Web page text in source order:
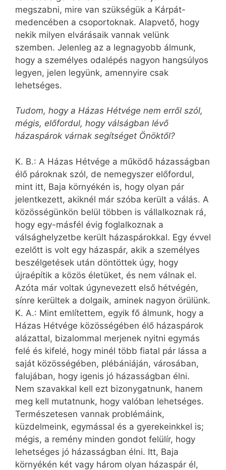
megszabni, mire van szükségük a Kárpát-
medencében a csoportoknak. Alapvető, hogy
nekik milyen elvárásaik vannak velünk
szemben. Jelenleg az a legnagyobb álmunk,
hogy a személyes odalépés nagyon hangsúlyos
legyen, jelen legyünk, amennyire csak
lehetséges.
Tudom, hogy a Házas Hétvége nem erről szól,
mégis, előfordul, hogy válságban lévő
házaspárok várnak segítséget Önöktől?
K. B.: A Házas Hétvége a működő házasságban
élő pároknak szól, de nemegyszer előfordul,
mint itt, Baja környékén is, hogy olyan pár
jelentkezett, akiknél már szóba került a válás. A
közösségünkön belül többen is vállalkoznak rá,
hogy egy-másfél évig foglalkoznak a
válsághelyzetbe került házaspárokkal. Egy évvel
ezelőtt is volt egy házaspár, akik a személyes
beszélgetések után döntöttek úgy, hogy
újraépítik a közös életüket, és nem válnak el.
Azóta már voltak úgynevezett első hétvégén,
sínre kerültek a dolgaik, aminek nagyon örülünk.
K. A.: Mint említettem, egyik fő álmunk, hogy a
Házas Hétvége közösségében élő házaspárok
alázattal, bizalommal merjenek nyitni egymás
felé és kifelé, hogy minél több fiatal pár lássa a
saját közösségében, plébániáján, városában,
falujában, hogy igenis jó házasságban élni.
Nem szavakkal kell ezt bizonygatnunk, hanem
meg kell mutatnunk, hogy valóban lehetséges.
Természetesen vannak problémáink,
küzdelmeink, egymással és a gyerekeinkkel is;
mégis, a remény minden gondot felülír, hogy
lehetséges jó házasságban élni. Itt, Baja
környékén két vagy három olyan házaspár él,